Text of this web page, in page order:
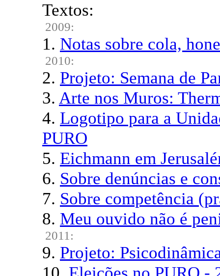
Textos:
2009:
1. Notas sobre cola,
2010:
2. Projeto: Semana de
3. Arte nos Muros:
4. Logotipo para a
PURO
5. Eichmann em
6. Sobre denúncias e
7. Sobre competência
8. Meu ouvido não é
2011:
9. Projeto: